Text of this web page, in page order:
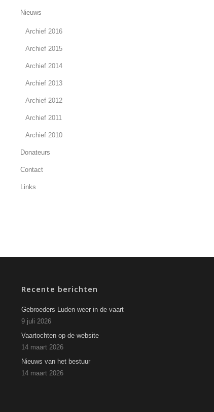
Nieuws
Archief 2016
Archief 2015
Archief 2014
Archief 2013
Archief 2012
Archief 2011
Archief 2010
Donateurs
Contact
Links
Recente berichten
Gebroeders Luden weer in de vaart
9 juli 2026
Vaartochten op de website
14 maart 2026
Nieuws van het bestuur
14 maart 2026